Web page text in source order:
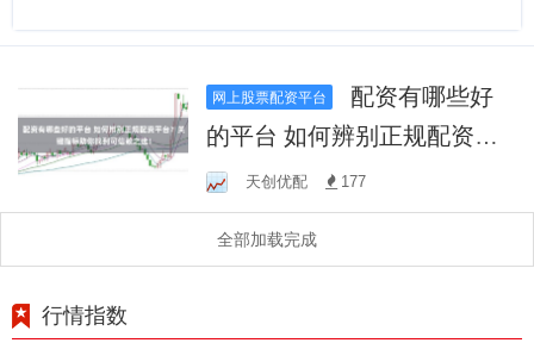
网上股票配资平台
的平台 如何辨别正规配资平
台？关键指标助你找到可信
赖之选！
天创优配 177
全部加载完成
行情指数